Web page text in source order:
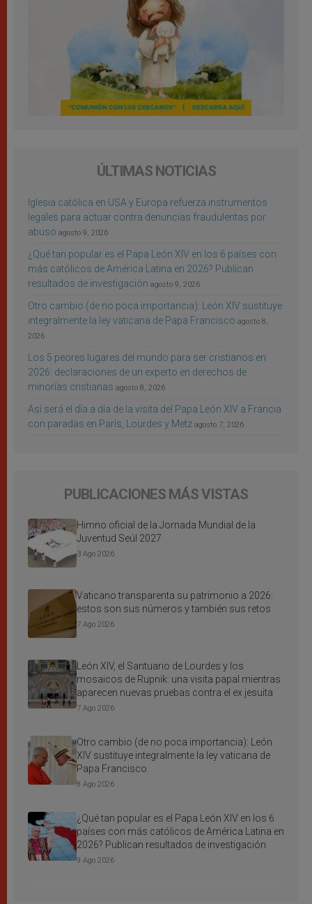
ÚLTIMAS NOTICIAS
Iglesia católica en USA y Europa refuerza instrumentos
legales para actuar contra denuncias fraudulentas por
abuso agosto 9, 2026
¿Qué tan popular es el Papa León XIV en los 6 países con
más católicos de América Latina en 2026? Publican
resultados de investigación agosto 9, 2026
Otro cambio (de no poca importancia): León XIV sustituye
integralmente la ley vaticana de Papa Francisco agosto 8,
2026
Los 5 peores lugares del mundo para ser cristianos en
2026: declaraciones de un experto en derechos de
minorías cristianas agosto 8, 2026
Así será el día a día de la visita del Papa León XIV a Francia
con paradas en París, Lourdes y Metz agosto 7, 2026
PUBLICACIONES MÁS VISTAS
Himno oficial de la Jornada Mundial de la
Juventud Seúl 2027
3 Ago 2026
Vaticano transparenta su patrimonio a 2026:
estos son sus números y también sus retos
7 Ago 2026
León XIV, el Santuario de Lourdes y los
mosaicos de Rupnik: una visita papal mientras
aparecen nuevas pruebas contra el ex jesuita
7 Ago 2026
Otro cambio (de no poca importancia): León
XIV sustituye integralmente la ley vaticana de
Papa Francisco
8 Ago 2026
¿Qué tan popular es el Papa León XIV en los 6
países con más católicos de América Latina en
2026? Publican resultados de investigación
9 Ago 2026